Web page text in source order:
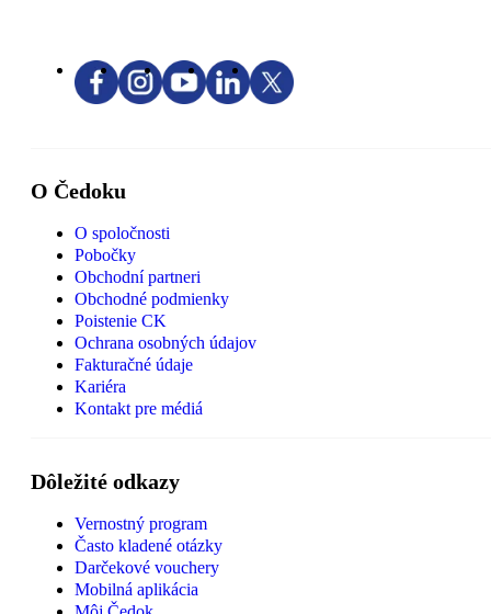
O Čedoku
O spoločnosti
Pobočky
Obchodní partneri
Obchodné podmienky
Poistenie CK
Ochrana osobných údajov
Fakturačné údaje
Kariéra
Kontakt pre médiá
Dôležité odkazy
Vernostný program
Často kladené otázky
Darčekové vouchery
Mobilná aplikácia